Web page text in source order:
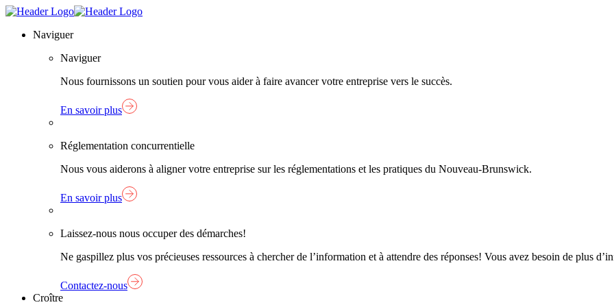
Skip
content
Lien
Naviguer
Naviguer
Nous fournissons un soutien pour vous aider à faire avancer votre entreprise vers le succès.
En savoir plus
Réglementation concurrentielle
Nous vous aiderons à aligner votre entreprise sur les réglementations et les pratiques du Nouveau-Brunswick.
En savoir plus
Laissez-nous nous occuper des démarches!
Ne gaspillez plus vos précieuses ressources à chercher de l’information et à attendre des réponses! Vous avez besoin de plus
Contactez-nous
Croître